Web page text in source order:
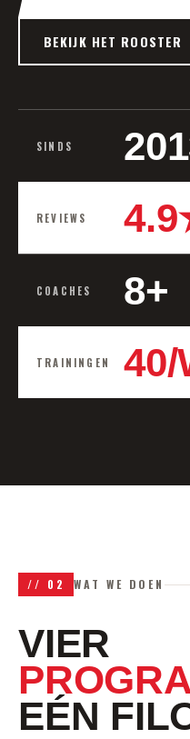
BEKIJK HET ROOSTER
SINDS
REVIEWS
COACHES 8+
TRAININGEN 40/
// 02 WAT WE DOEN
VIER
EÉN